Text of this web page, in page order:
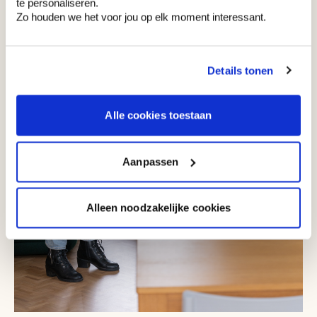
te personaliseren.
Zo houden we het voor jou op elk moment interessant.
Details tonen
Alle cookies toestaan
Aanpassen
Alleen noodzakelijke cookies